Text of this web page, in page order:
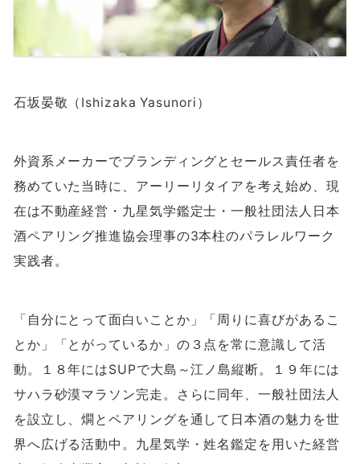
石坂晏敬（Ishizaka Yasunori）
外資系メーカーでブランディングとセールス責任者を
務めていた当時に、アーリーリタイアを考え始め、現
在は不動産経営・九星気学鑑定士・一般社団法人日本
酒ペアリング推進協会理事の3本柱のパラレルワーク
実践者。
「自分にとって面白いことか」「周りに喜びがあるこ
とか」「とがっているか」の３点を常に意識して活
動。１８年にはSUPで大島～江ノ島縦断。１９年には
サハラ砂漠マラソン完走。さらに同年、一般社団法人
を設立し、燗とペアリングを通して日本酒の魅力を世
界へ広げる活動中。九星気学・姓名鑑定を用いた経営